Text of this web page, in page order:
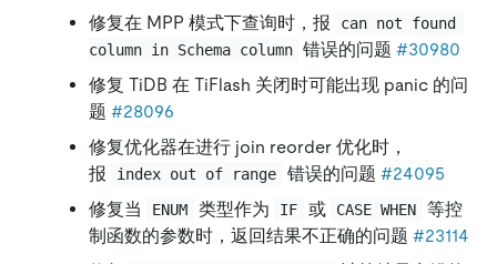
修复在 MPP 模式下查询时，报
can not found
column in Schema column 错误的问题#30980
修复 TiDB 在 TiFlash 关闭时可能出现 panic 的问
题 #28096
修复优化器在进行 join reorder 优化时，
报
index out of range 错误的问题 #24095
修复当
ENUM 类型作为 IF 或 CASE WHEN
等控
制函数的参数时，返回结果不正确的问题 #23114